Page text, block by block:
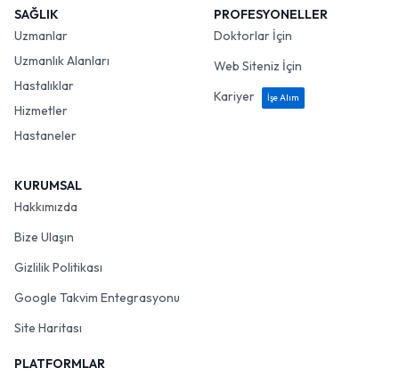
SAĞLIK
Uzmanlar
Uzmanlık Alanları
Hastalıklar
Hizmetler
Hastaneler
PROFESYONELLER
Doktorlar İçin
Web Siteniz İçin
Kariyer
İşe Alım
KURUMSAL
Hakkımızda
Bize Ulaşın
Gizlilik Politikası
Google Takvim Entegrasyonu
Site Haritası
PLATFORMLAR